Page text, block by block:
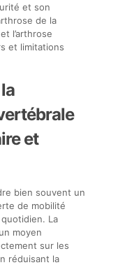
et son
de la
l’arthrose
et limitations
et
bien souvent un
de mobilité
La
moyen
sur les
réduisant la